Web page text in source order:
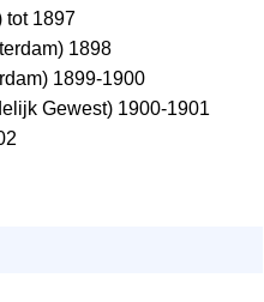
tot 1897
1898
1899-1900
Gewest) 1900-1901